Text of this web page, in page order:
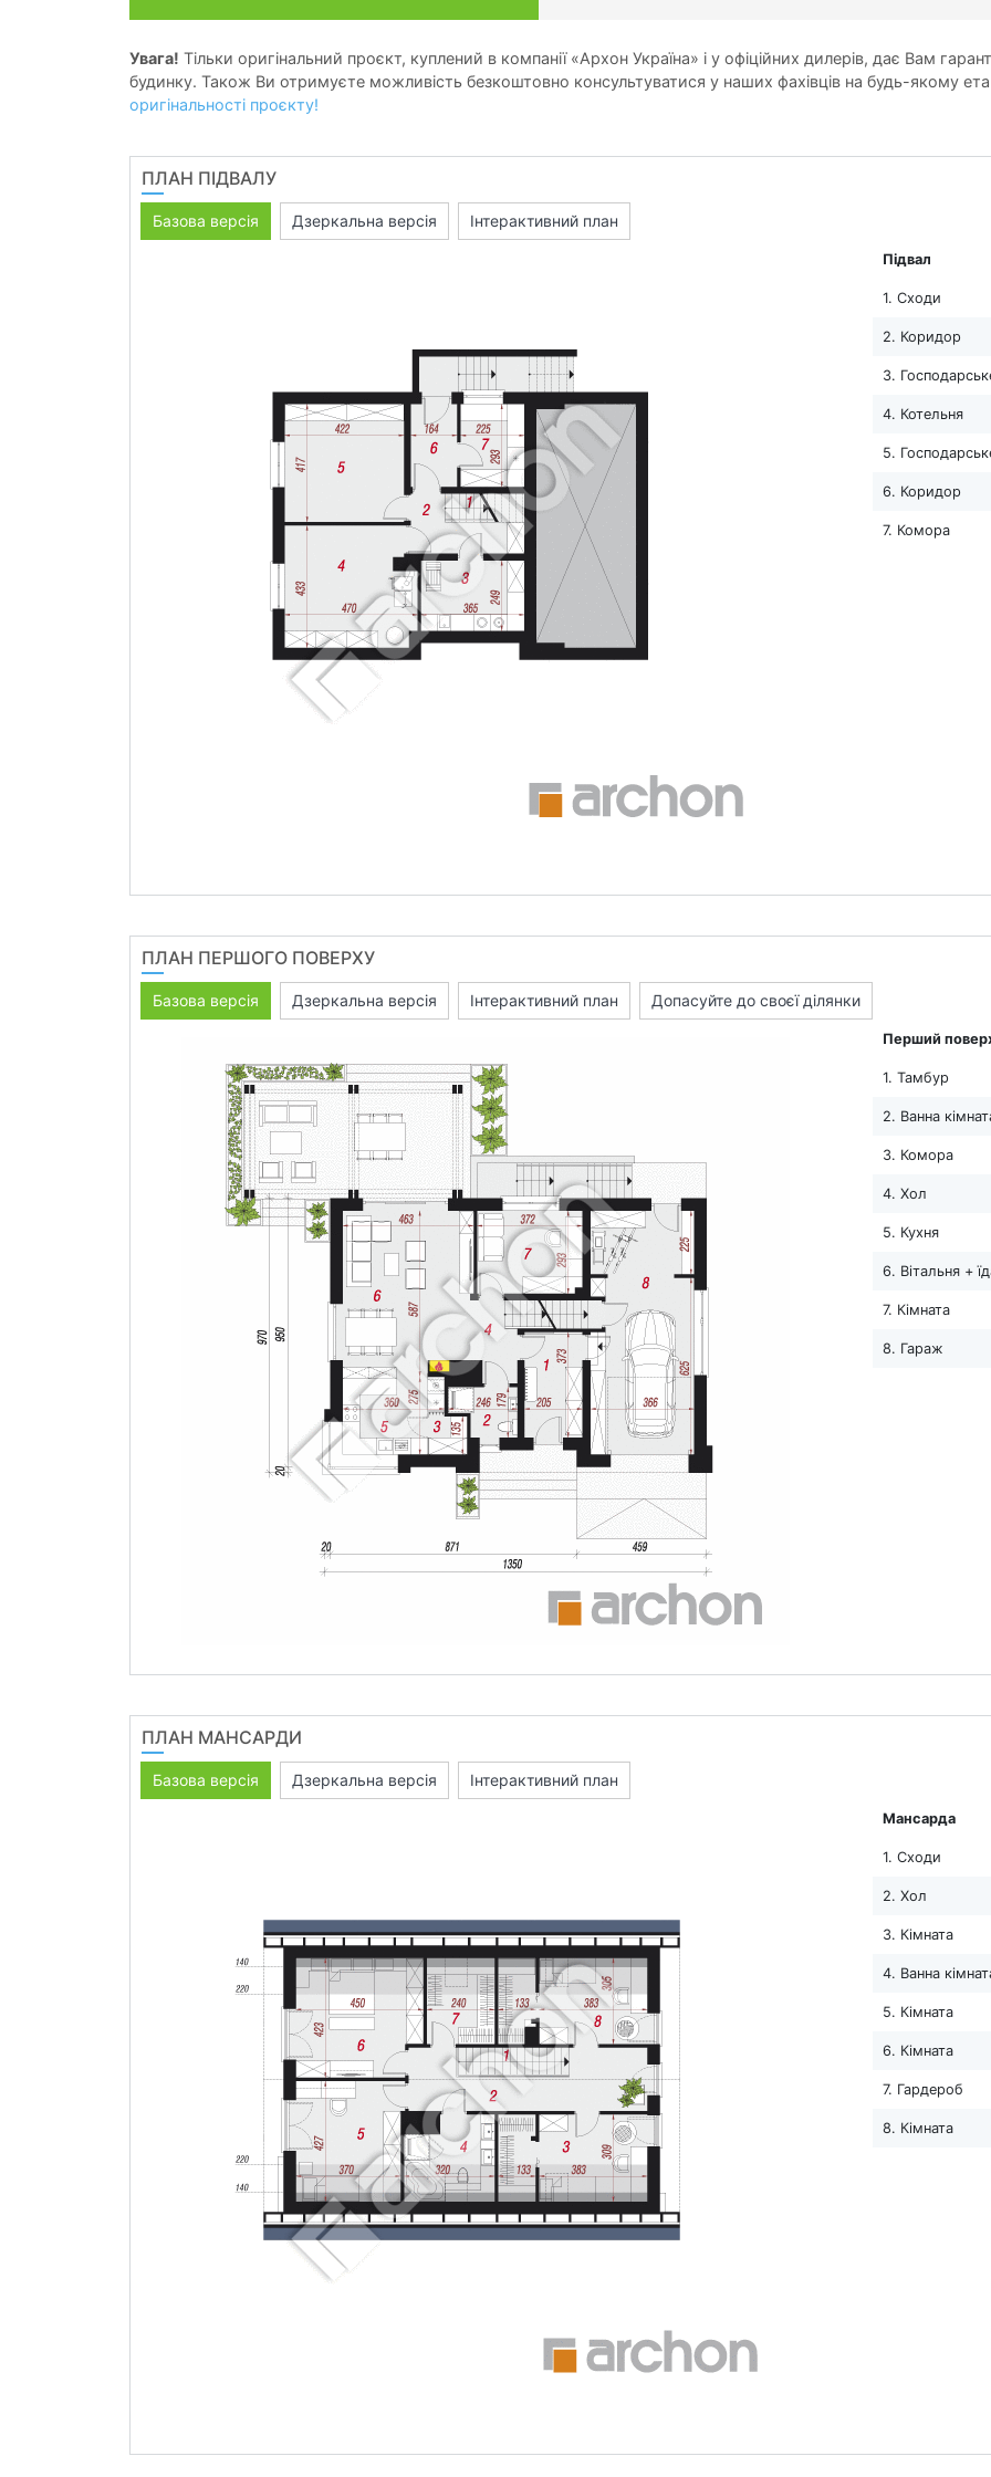
Увага! Тільки оригінальний проєкт, куплений в компанії «Архон Україна» і у офіційних дилерів, дає Вам
будинку. Також Ви отримуєте можливість безкоштовно консультуватися у наших фахівців на будь-якому
оригінальності проєкту!
ПЛАН ПІДВАЛУ
Базова версія Дзеркальна версія Інтерактивний план
Підвал
1. Сходи
2. Коридор
3.
4. Котельня
5.
6. Коридор
7. Комора
ПЛАН ПЕРШОГО ПОВЕРХУ
Базова версія Дзеркальна версія Інтерактивний план Допасуйте до своєї ділянки
Перший
1. Тамбур
2. Ванна
3. Комора
4. Хол
5. Кухня
6. Вітальня +
7. Кімната
8. Гараж
ПЛАН МАНСАРДИ
Базова версія Дзеркальна версія Інтерактивний план
Мансарда
1. Сходи
2. Хол
3. Кімната
4. Ванна
5. Кімната
6. Кімната
7. Гардероб
8. Кімната